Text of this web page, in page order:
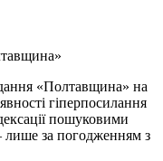
«Полтавщина» на
гіперпосилання
пошуковими
за погодженням з